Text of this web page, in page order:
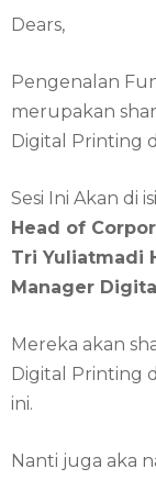
Dears,
Pengenalan
merupakan
Digital Printing
Sesi Ini Akan di
Head of
Tri Yuliatmadi
Manager
Mereka akan
Digital Printing
ini.
Nanti juga aka